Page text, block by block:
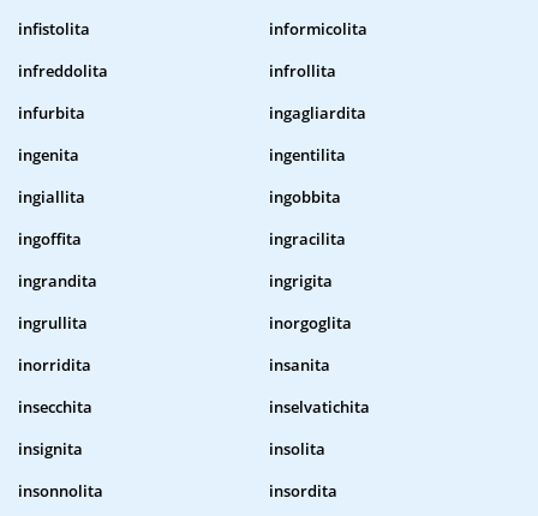
infistolita
informicolita
infreddolita
infrollita
infurbita
ingagliardita
ingenita
ingentilita
ingiallita
ingobbita
ingoffita
ingracilita
ingrandita
ingrigita
ingrullita
inorgoglita
inorridita
insanita
insecchita
inselvatichita
insignita
insolita
insonnolita
insordita